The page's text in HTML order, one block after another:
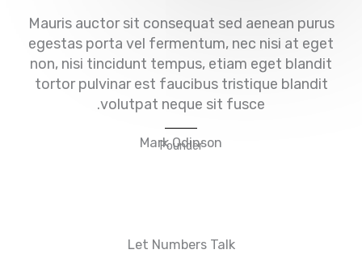
Mauris auctor sit consequat sed aenean
egestas porta vel fermentum, nec nisi at
non, nisi tincidunt tempus, etiam eget
tortor pulvinar est faucibus tristique
volutpat neque sit fusce.
Mark Odinson
Founder
Let Numbers Talk